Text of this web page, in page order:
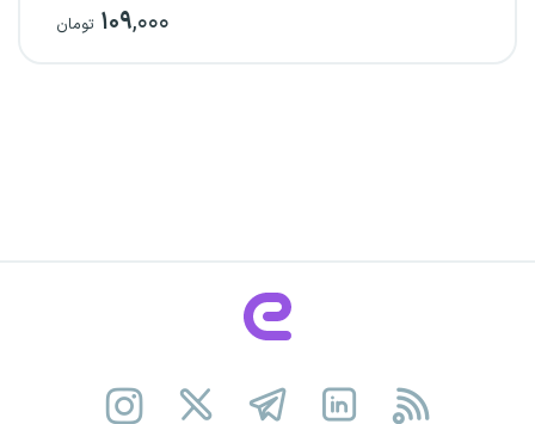
۱۰۹,۰۰۰ تومان